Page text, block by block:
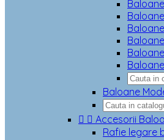
Baloane
  Accesorii
Rafie legare